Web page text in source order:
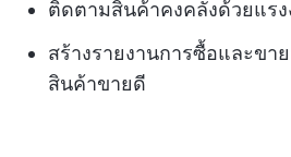
ติดตามสินค้าคงคลังด้วยแร
สร้างรายงานการซื้อและขา
สินค้าขายดี